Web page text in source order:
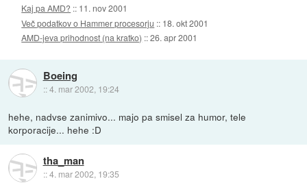
Kaj pa AMD? :: 11. nov 2001
Več podatkov o Hammer procesorju :: 18. okt 2001
AMD-jeva prihodnost (na kratko) ::26. apr 2001
Boeing
::4. mar 2002, 19:24
hehe, nadvse zanimivo... majo pa smisel za humor, tele
korporacije... hehe :D
tha_man
::4. mar 2002, 19:35